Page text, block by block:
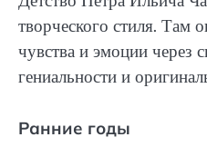
творческого стиля. Там
чувства и эмоции через
гениальности и
Ранние годы